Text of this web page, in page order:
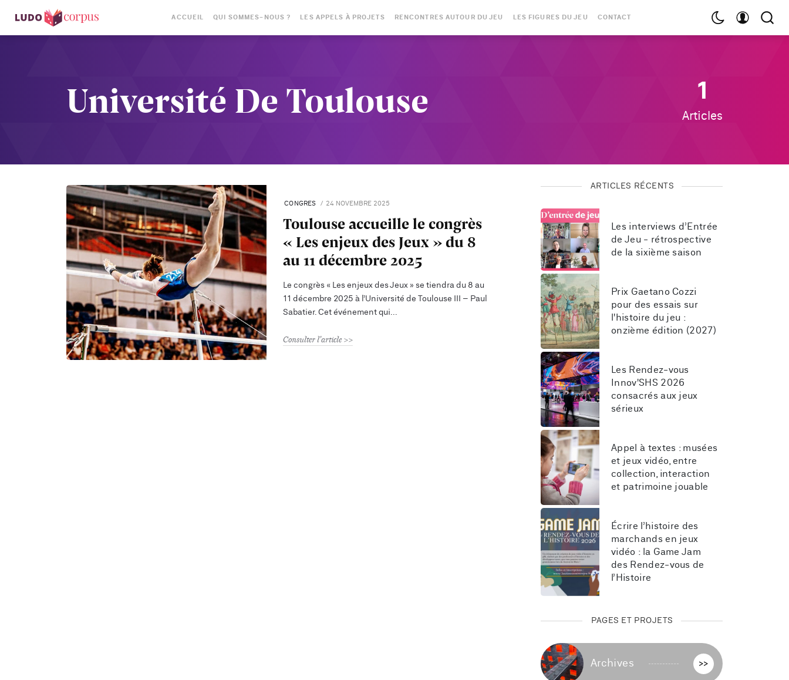
ACCUEIL QUI SOMMES-NOUS ? LES APPELS À PROJETS RENCONTRES AUTOUR DU JEU LES FIGURES DU JEU CONTACT
Université De Toulouse 1
Articles
CONGRES 24 NOVEMBRE 2025
Toulouse accueille le congrès
« Les enjeux des Jeux » du 8
au 11 décembre 2025
Le congrès « Les enjeux des Jeux » se tiendra du 8 au
11 décembre 2025 à l’Université de Toulouse III – Paul
Sabatier. Cet événement qui
Consulter l'article
ARTICLES RÉCENTS
Les interviews d’Entrée
de Jeu - rétrospective
de la sixième saison
Prix Gaetano Cozzi
pour des essais sur
l'histoire du jeu :
onzième édition (2027)
Les Rendez-vous
Innov'SHS 2026
consacrés aux jeux
sérieux
Appel à textes : musées
et jeux vidéo, entre
collection, interaction
et patrimoine jouable
Écrire l’histoire des
marchands en jeux
vidéo : la Game Jam
des Rendez-vous de
l’Histoire
PAGES ET PROJETS
Archives >>